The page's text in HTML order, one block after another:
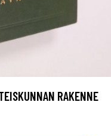
RAKENNE